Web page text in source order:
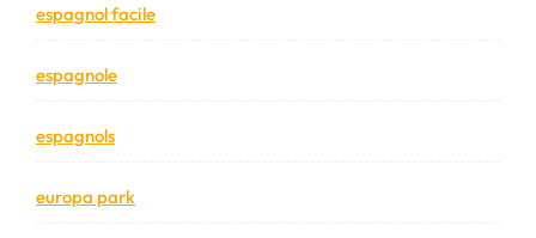
espagnol facile
espagnole
espagnols
europa park